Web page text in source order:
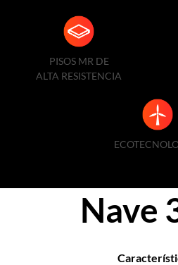
PISOS MR DE
ALTA RESISTENCIA
Nave